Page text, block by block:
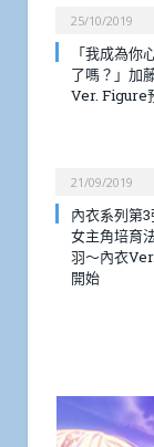
25/10/2019
「我成為你
了嗎？」加
Ver. Figure
21/09/2019
內衣系列第
女主角培育
羽～內衣
開始